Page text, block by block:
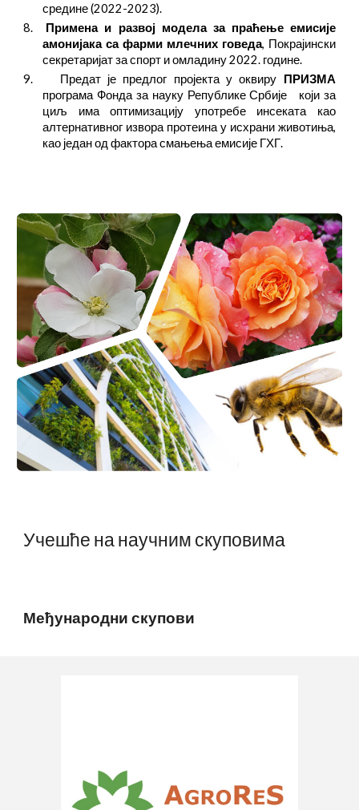
средине (2022-2023).
8.
Примена и развој модела за праћење емисије
амонијака са фарми млечних говеда, Покрајински
секретаријат за спорт и омладину 2022. године.
9. Предат је предлог пројекта у оквиру ПРИЗМА
програма Фонда за науку Републике Србије који за
циљ има оптимизацију употребе инсеката као
алтернативног извора протеина у исхрани животиња,
као један од фактора смањења емисије ГХГ.
Учешће на научним скуповима
Међународни скупови